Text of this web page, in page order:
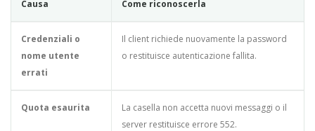
Causa Come riconoscerla
Credenziali o
nome utente
errati
Il client richiede nuovamente la password
o restituisce autenticazione fallita.
Quota esaurita
La casella non accetta nuovi messaggi o il
server restituisce errore 552.